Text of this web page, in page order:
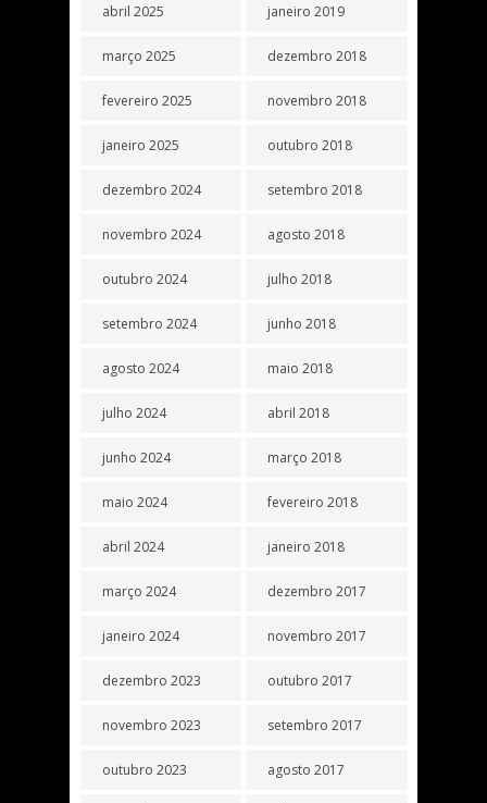
abril 2025
março 2025
fevereiro 2025
janeiro 2025
dezembro 2024
novembro 2024
outubro 2024
setembro 2024
agosto 2024
julho 2024
junho 2024
maio 2024
abril 2024
março 2024
janeiro 2024
dezembro 2023
novembro 2023
outubro 2023
janeiro 2019
dezembro 2018
novembro 2018
outubro 2018
setembro 2018
agosto 2018
julho 2018
junho 2018
maio 2018
abril 2018
março 2018
fevereiro 2018
janeiro 2018
dezembro 2017
novembro 2017
outubro 2017
setembro 2017
agosto 2017